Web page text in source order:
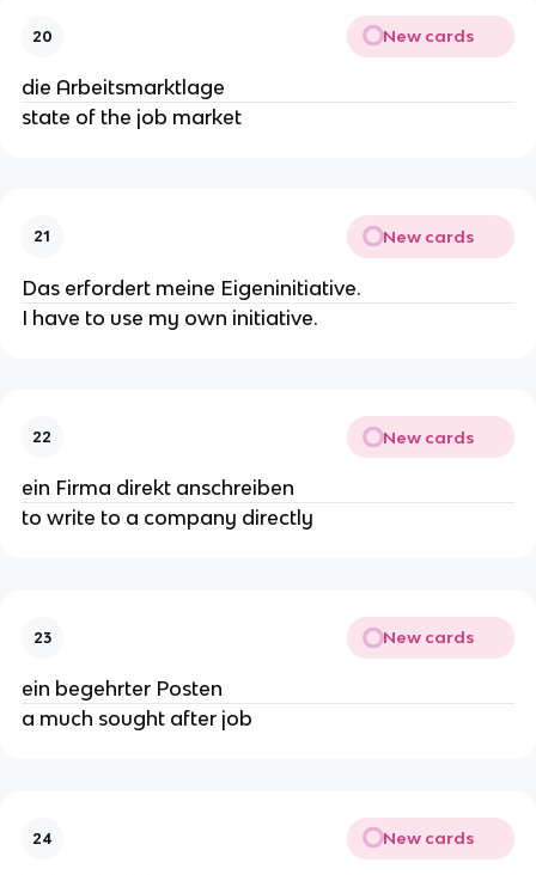
20 New cards
die Arbeitsmarktlage
state of the job market
21 New cards
Das erfordert meine Eigeninitiative.
I have to use my own initiative.
22 New cards
ein Firma direkt anschreiben
to write to a company directly
23 New cards
ein begehrter Posten
a much sought after job
24 New cards